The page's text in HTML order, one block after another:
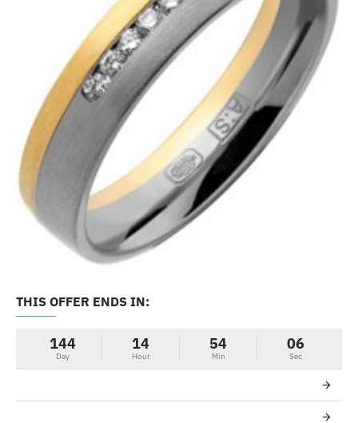
THIS OFFER ENDS IN:
144
Day
14
Hour
54
Min
06
Sec